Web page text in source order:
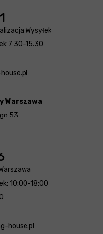
Wysyłek
7:30-15.30
Warszawa
53
10:00-18:00
house.pl